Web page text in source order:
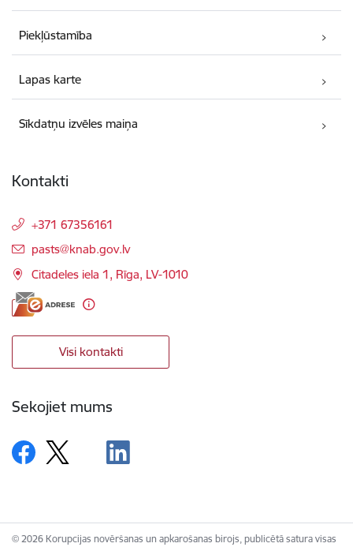
Piekļūstamība
Lapas karte
Sīkdatņu izvēles maiņa
Kontakti
+371 67356161
E-pasts:
pasts@knab.gov.lv
Citadeles iela 1, Rīga, LV-1010
Visi kontakti
Sekojiet mums
© 2026 Korupcijas novēršanas un apkarošanas birojs, publicētā satura visas